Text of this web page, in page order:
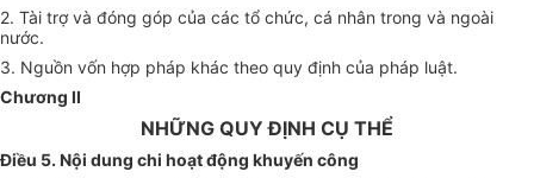
2. Tài trợ và đóng góp của các tổ chức, cá nhân trong và ngoài
nước.
3. Nguồn vốn hợp pháp khác theo quy định của pháp luật.
Chương II
NHỮNG QUY ĐỊNH CỤ THỂ
Điều 5. Nội dung chi hoạt động khuyến công